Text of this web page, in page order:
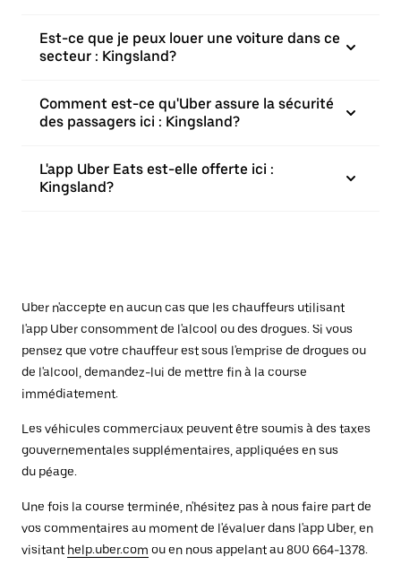
Est-ce que je peux louer une voiture dans ce
secteur : Kingsland?
Comment est-ce qu'Uber assure la sécurité
des passagers ici : Kingsland?
L'app Uber Eats est-elle offerte ici :
Kingsland?
Uber n'accepte en aucun cas que les chauffeurs utilisant
l'app Uber consomment de l'alcool ou des drogues. Si vous
pensez que votre chauffeur est sous l'emprise de drogues ou
de l'alcool, demandez-lui de mettre fin à la course
immédiatement.
Les véhicules commerciaux peuvent être soumis à des taxes
gouvernementales supplémentaires, appliquées en sus
du péage.
Une fois la course terminée, n'hésitez pas à nous faire part de
vos commentaires au moment de l'évaluer dans l'app Uber, en
visitant help.uber.com ou en nous appelant au 800 664-1378.